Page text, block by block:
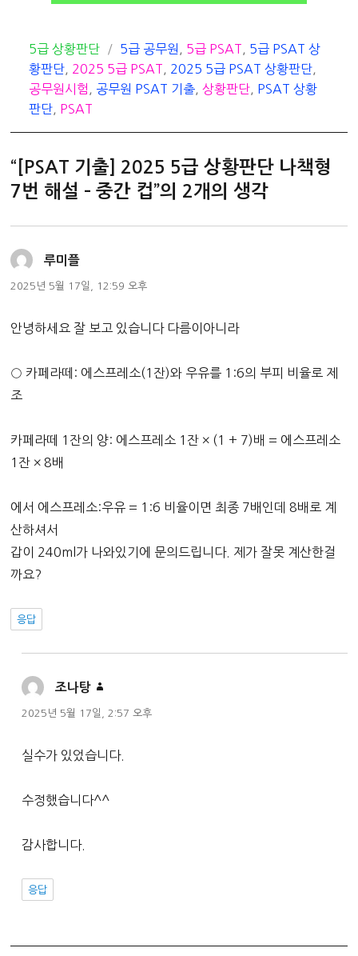
카
테
고
리
5급 상황판단
태
그
5급 공무원 5급 PSAT
5급 PSAT 상
황판단
2025 5급 PSAT 2025 5급 PSAT 상황판단
공무원시험
공무원 PSAT 기출 ,상황판단
PSAT 상황
판단
PSAT
“[PSAT 기출] 2025 5급 상황판단 나책형
7번 해설 – 중간 컵”의 2개의 생각
루미플
글:
2025년 5월 17일, 12:59 오후
안녕하세요 잘 보고 있습니다 다름이아니라
○ 카페라떼: 에스프레소(1잔)와 우유를 1:6의 부피 비율로 제
조
카페라떼 1잔의 양: 에스프레소 1잔 × (1 + 7)배 = 에스프레소
1잔 × 8배
에서 에스프레소:우유 = 1:6 비율이면 최종 7배인데 8배로 계
산하셔서
갑이 240ml가 나와있기에 문의드립니다. 제가 잘못 계산한걸
까요?
응답
조나탕
글:
2025년 5월 17일, 2:57 오후
실수가 있었습니다.
수정했습니다^^
감사합니다.
응답